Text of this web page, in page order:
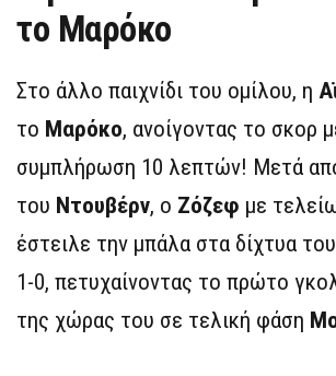
το Μαρόκο
Στο άλλο παιχνίδι του ομίλου, η
το Μαρόκο, ανοίγοντας το σκορ
συμπλήρωση 10 λεπτών! Μετά
του Ντουβέρν, ο Ζόζεφ με
έστειλε την μπάλα στα δίχτυα του
1-0, πετυχαίνοντας το πρώτο
της χώρας του σε τελική φάση